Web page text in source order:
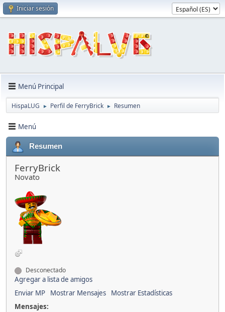
Iniciar sesión
Menú Principal
HispaLUG ► Perfil de FerryBrick ► Resumen
Menú
Resumen
FerryBrick
Novato
Desconectado
Agregar a lista de amigos
Enviar MP
Mostrar Mensajes
Mostrar Estadísticas
Mensajes: